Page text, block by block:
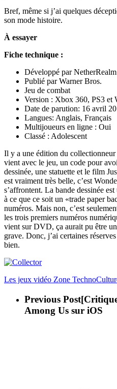
Bref, même si j’ai quelques
son mode histoire.
À essayer
Fiche technique :
Développé par
Publié par Warner Bros.
Jeu de combat
Version : Xbox 360, PS3 et
Date de parution: 16 avril
Langues: Anglais, Français
Multijoueurs en ligne : Oui
Classé : Adolescent
Il y a une édition du collectionneur
vient avec le jeu, un code pour
dessinée, une statuette et le film
est vraiment très belle, c’est
s’affrontent. La bande dessinée
à ce que ce soit un «trade paper
numéros. Mais non, c’est
les trois premiers numéros
vient sur DVD, ça aurait pu être
grave. Donc, j’ai certaines
bien.
Les jeux vidéo Zone
Previous Post
Among Us sur iOS